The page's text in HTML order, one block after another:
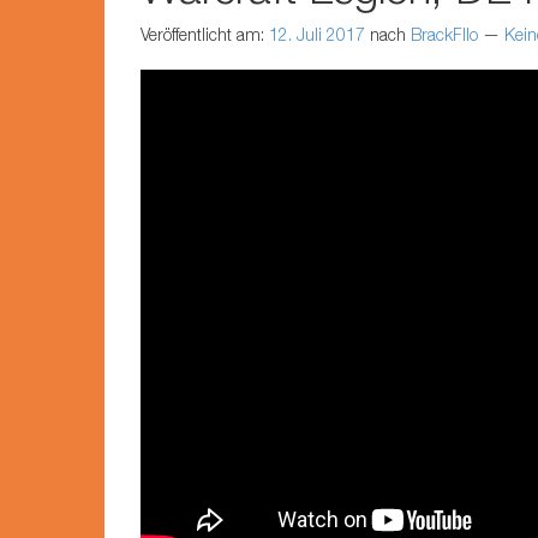
Veröffentlicht am: 12. Juli 2017 nach BrackFllo —